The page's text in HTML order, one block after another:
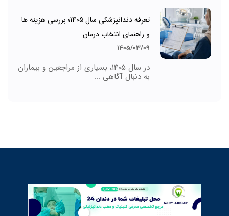
تعرفه دندانپزشکی سال 1405؛ بررسی هزینه ها
و راهنمای انتخاب درمان
1405/03/09
در سال 1405، بسیاری از مراجعین و بیماران
به دنبال آگاهی ...